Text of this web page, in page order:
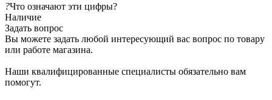
?Что означают эти цифры?
Наличие
Задать вопрос
Вы можете задать любой интересующий вас вопрос по товару
или работе магазина.
Наши квалифицированные специалисты обязательно вам
помогут.